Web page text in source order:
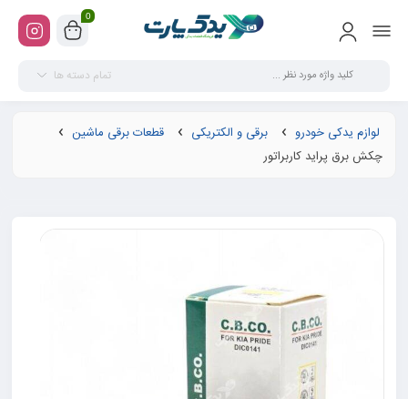
0
تمام دسته ها
لوازم یدکی خودرو برقی و الکتریکی
قطعات برقی ماشین
چکش برق پراید کاربراتور